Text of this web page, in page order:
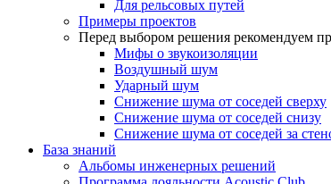
Для рельсовых путей
Примеры проектов
Перед выбором решения рекомендуем
Мифы о звукоизоляции
Воздушный шум
Ударный шум
Снижение шума от соседей сверху
Снижение шума от соседей снизу
Снижение шума от соседей за
База знаний
Альбомы инженерных решений